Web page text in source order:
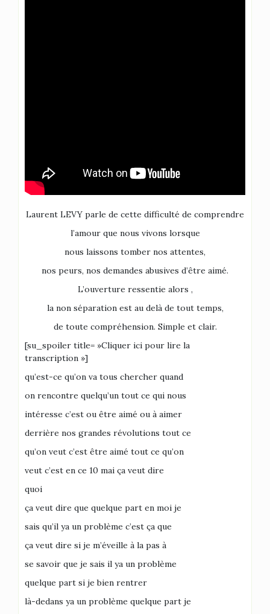
Laurent LEVY parle de cette difficulté de comprendre
l’amour que nous vivons lorsque
nous laissons tomber nos attentes,
nos peurs, nos demandes abusives d’être aimé.
L’ouverture ressentie alors ,
la non séparation est au delà de tout temps,
de toute compréhension. Simple et clair.
[su_spoiler title= »Cliquer ici pour lire la
transcription »]
qu’est-ce qu’on va tous chercher quand
on rencontre quelqu’un tout ce qui nous
intéresse c’est ou être aimé ou à aimer
derrière nos grandes révolutions tout ce
qu’on veut c’est être aimé tout ce qu’on
veut c’est en ce 10 mai ça veut dire
quoi
ça veut dire que quelque part en moi je
sais qu’il ya un problème c’est ça que
ça veut dire si je m’éveille à la pas à
se savoir que je sais il ya un problème
quelque part si je bien rentrer
là-dedans ya un problème quelque part je